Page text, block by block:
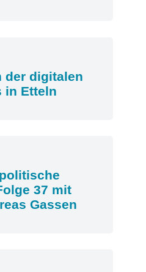
der digitalen
in Etteln
37 mit
Gassen